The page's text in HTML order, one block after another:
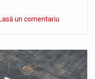
Lasă un comentariu